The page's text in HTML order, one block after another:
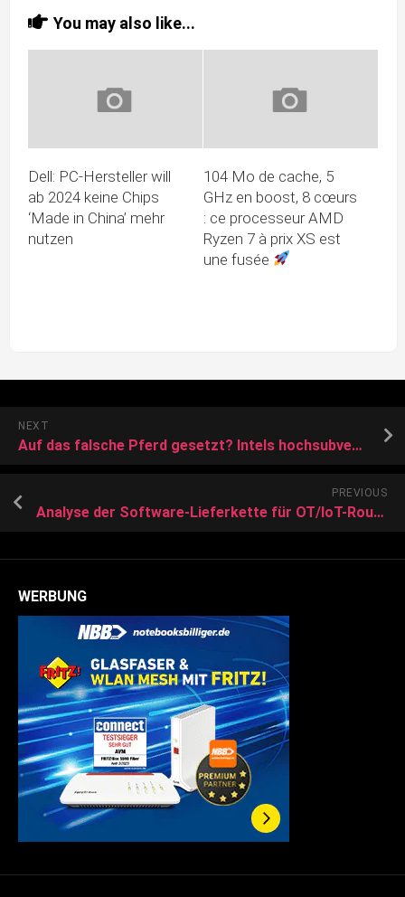
You may also like...
Dell: PC-Hersteller will
ab 2024 keine Chips
‘Made in China’ mehr
nutzen
104 Mo de cache, 5
GHz en boost, 8 cœurs
: ce processeur AMD
Ryzen 7 à prix XS est
une fusée
NEXT
Auf das falsche Pferd gesetzt? Intels hochsubventioniertes Werk in Deutschland wackelt
PREVIOUS
Analyse der Software-Lieferkette für OT/IoT-Router: Einblick in die DACH-Region
WERBUNG